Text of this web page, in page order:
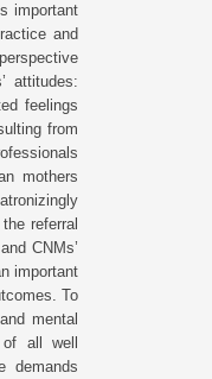
important
and
attitudes:
feelings
from
mothers
referral
CNMs’
important
To
mental
of all well
demands